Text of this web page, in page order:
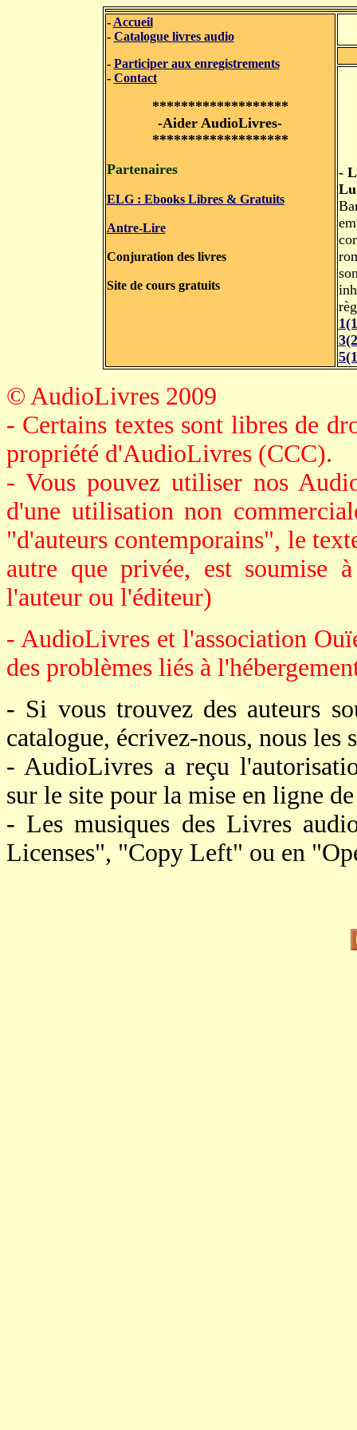
- Accueil
- Catalogue livres audio
- Participer aux enregistrements
- Contact
*******************
-Aider AudioLivres-
*******************
Partenaires
ELG : Ebooks Libres & Gratuits
Antre-Lire
Conjuration des livres
Site de cours gratuits
-
© AudioLivres 2009
- Certains textes sont libres de
propriété d'AudioLivres (CCC).
- Vous pouvez utiliser nos
d'une utilisation non
"d'auteurs contemporains", le
autre que privée, est soumise
l'auteur ou l'éditeur)
- AudioLivres et l'association
des problèmes liés à
- Si vous trouvez des auteurs
catalogue, écrivez-nous, nous
- AudioLivres a reçu
sur le site pour la mise en ligne
- Les musiques des Livres
Licenses", "Copy Left" ou en